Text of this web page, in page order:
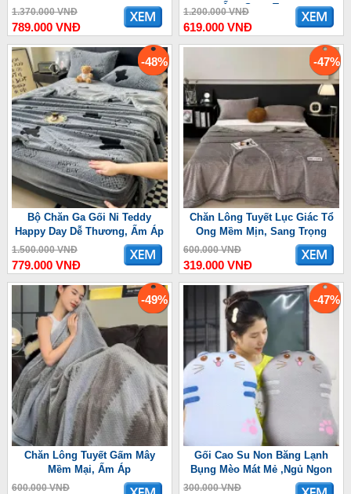
1.370.000 VNĐ
789.000 VNĐ
Ấm, Sang Trọng
1.200.000 VNĐ
619.000 VNĐ
-48%
Bộ Chăn Ga Gối Nỉ Teddy
Happy Day Dễ Thương, Ấm Áp
1.500.000 VNĐ
779.000 VNĐ
-47%
Chăn Lông Tuyết Lục Giác Tổ
Ong Mềm Mịn, Sang Trọng
600.000 VNĐ
319.000 VNĐ
-49%
Chăn Lông Tuyết Gấm Mây
Mềm Mại, Ấm Áp
600.000 VNĐ
-47%
Gối Cao Su Non Băng Lạnh
Bụng Mèo Mát Mẻ ,Ngủ Ngon
300.000 VNĐ